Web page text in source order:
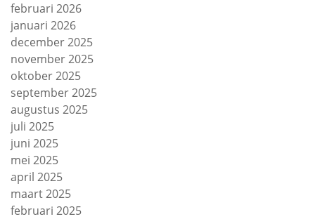
februari 2026
januari 2026
december 2025
november 2025
oktober 2025
september 2025
augustus 2025
juli 2025
juni 2025
mei 2025
april 2025
maart 2025
februari 2025